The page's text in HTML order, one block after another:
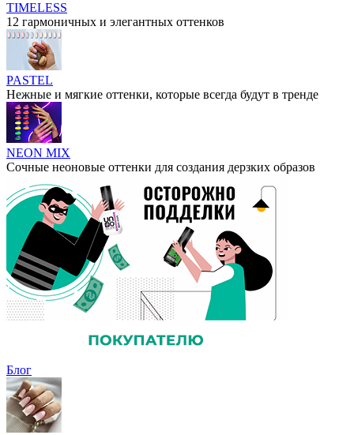
TIMELESS
12 гармоничных и элегантных оттенков
PASTEL
Нежные и мягкие оттенки, которые всегда будут в тренде
NEON MIX
Сочные неоновые оттенки для создания дерзких образов
Блог